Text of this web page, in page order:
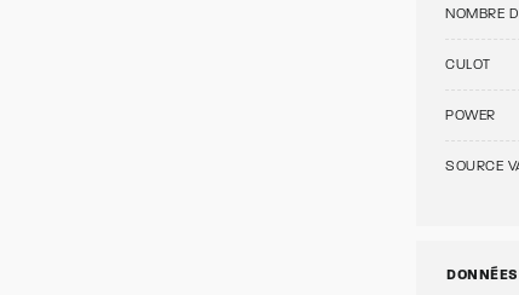
NOMBRE
CULOT
POWER
SOURCE